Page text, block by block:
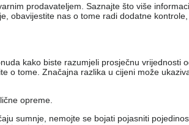
prodavateljem. Saznajte što više
obavijestite nas o tome radi dodatne
kako biste razumjeli prosječnu vrijednosti
o tome. Značajna razlika u cijeni može
opreme.
sumnje, nemojte se bojati pojasniti